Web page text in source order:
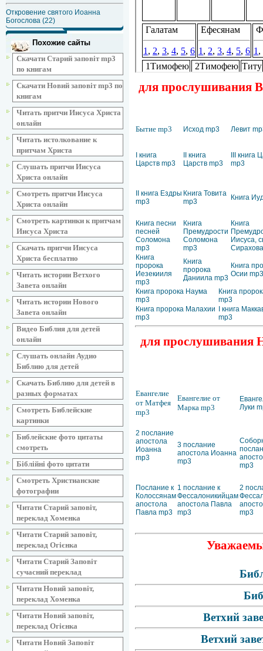
Откровение святого Иоанна
Богослова (22)
Похожие сайты
Скачати Старий заповіт mp3
по книгам
Скачати Новий заповіт mp3 по
книгам
Читать притчи Иисуса Христа
онлайн
Читать истолкование к
притчам Христа
Слушать притчи Иисуса
Христа онлайн
Смотреть притчи Иисуса
Христа онлайн
Смотреть картинки к притчам
Иисуса Христа
Скачать притчи Иисуса
Христа бесплатно
Читать истории Ветхого
Завета онлайн
Читать истории Нового
Завета онлайн
Видео Библия для детей
онлайн
Слушать онлайн Аудио
Библию для детей
Скачать Библию для детей в
разных форматах
Смотреть Библейские
картинки
Библейские фото цитаты
смотреть
Біблійні фото цитати
Смотреть Христианские
фотографии
Читати Старий заповіт,
переклад Хоменка
Читати Старий заповіт,
переклад Огієнка
Читати Старий Заповіт
сучасний переклад
Читати Новий заповіт,
переклад Хоменка
Читати Новий заповіт,
переклад Огієнка
Читати Новий Заповіт
для прослушивания
Бытие mp3 Исход mp3 Левит
I книга
Царств mp3
II книга
Царств mp3
III книга
mp3
II книга Ездры
mp3
Книга Товита
mp3
Книга
Книга песни
песней
Соломона
mp3
Книга
Премудрости
Соломона
mp3
Книга
Иисуса,
Книга
пророка
Иезекииля
mp3
Книга
пророка
Даниила mp3
Книга
Осии mp3
Книга пророка Наума
mp3
Книга
mp3
Книга пророка Малахии
mp3
I книга
mp3
для прослушивания
Евангелие
от Матфея
mp3
Евангелие от
Марка mp3
Луки
2 послание
апостола
Иоанна
mp3
3 послание
апостола Иоанна
mp3
mp3
Послание к
Колоссянам
апостола
Павла mp3
1 послание к
Фессалоникийцам
апостола Павла
mp3
2
mp3
Ветхий
Ветхий